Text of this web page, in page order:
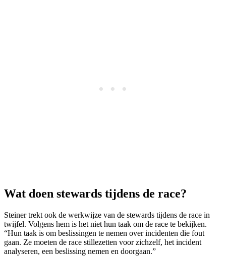
Wat doen stewards tijdens de race?
Steiner trekt ook de werkwijze van de stewards tijdens de race in
twijfel. Volgens hem is het niet hun taak om de race te bekijken.
“Hun taak is om beslissingen te nemen over incidenten die fout
gaan. Ze moeten de race stillezetten voor zichzelf, het incident
analyseren, een beslissing nemen en doorgaan.”